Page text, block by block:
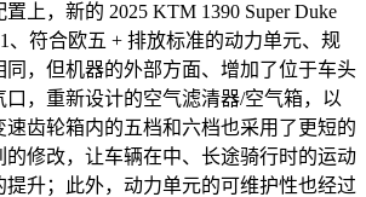
上，新的 2025 KTM 1390 Super Duke
、符合欧五 + 排放标准的动力单元、规
同，但机器的外部方面、增加了位于车头
口，重新设计的空气滤清器/空气箱，以
速齿轮箱内的五档和六档也采用了更短的
的修改，让车辆在中、长途骑行时的运动
升；此外，动力单元的可维护性也经过